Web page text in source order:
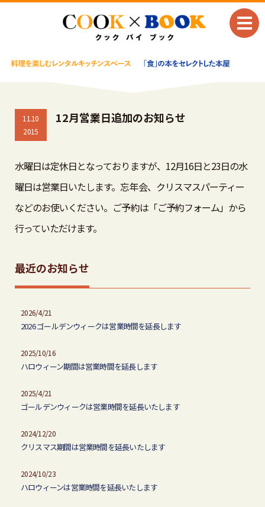
11.10
2015
12月営業日追加のお知らせ
水曜日は定休日となっておりますが、12月16日と23日の水
曜日は営業日いたします。忘年会、クリスマスパーティー
などのお使いください。ご予約は「ご予約フォーム」から
行っていただけます。
最近のお知らせ
2026/4/21
2026 ゴールデンウィークは営業時間を延長します
2025/10/16
ハロウィーン期間は営業時間を延長します
2025/4/21
ゴールデンウィークは営業時間を延長いたします
2024/12/20
クリスマス期間は営業時間を延長いたします
2024/10/23
ハロウィーンは営業時間を延長いたします